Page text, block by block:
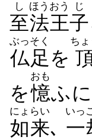
至
し
法王
ほうおう
子
じ
仏足
ぶっそく
を
ちょ
を憶
おも
ふに
如来
にょらい
､ 一
いっ